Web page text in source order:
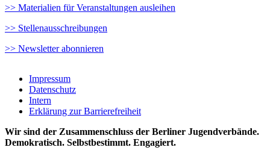
>> Materialien für Veranstaltungen ausleihen
>> Stellenausschreibungen
>> Newsletter abonnieren
Impressum
Datenschutz
Intern
Erklärung zur Barrierefreiheit
Wir sind der Zusammenschluss der Berliner Jugendverbände.
Demokratisch. Selbstbestimmt. Engagiert.